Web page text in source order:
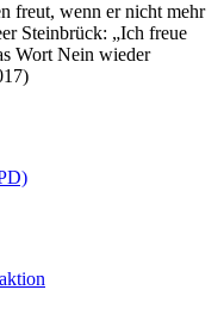
freut, wenn er nicht mehr
Steinbrück: „Ich freue
Wort Nein wieder